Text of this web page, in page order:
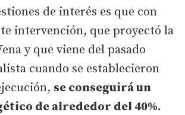
de interés es que con
intervención, que proyectó la
y que viene del pasado
cuando se establecieron
se conseguirá un
de alrededor del 40%.